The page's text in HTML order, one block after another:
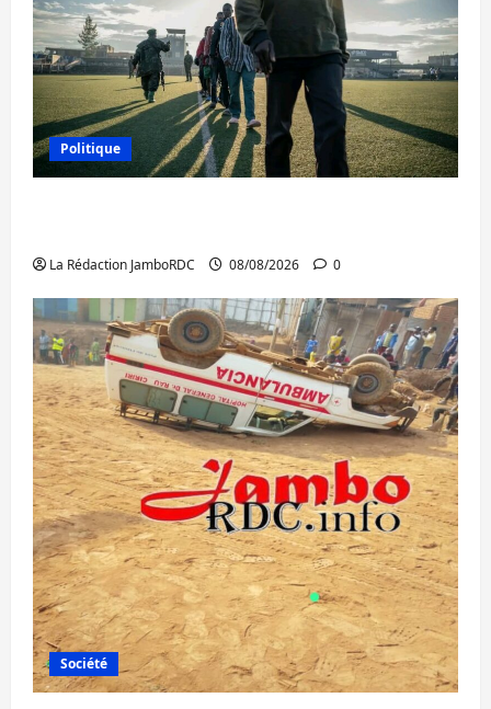
Politique
La Rédaction JamboRDC 08/08/2026 0
Société